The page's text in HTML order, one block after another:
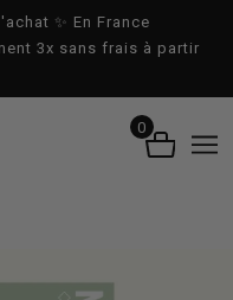
✨ En France
3x sans frais à partir
0